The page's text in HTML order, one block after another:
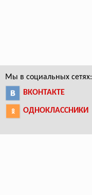
Мы в социальных сетях:
ВКОНТАКТЕ
ОДНОКЛАССНИКИ